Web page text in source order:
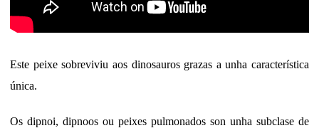
Este peixe sobreviviu aos dinosauros grazas a unha característica
única.
Os dipnoi, dipnoos ou peixes pulmonados son unha subclase de